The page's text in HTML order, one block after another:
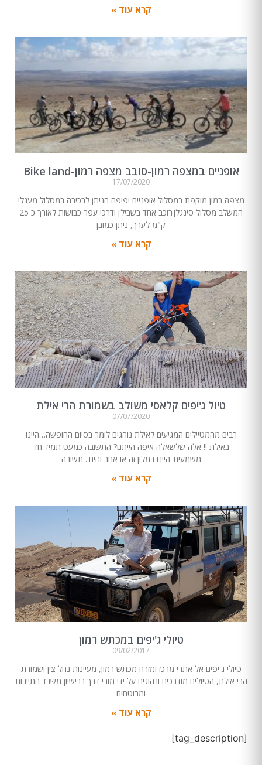
קרא עוד »
אופניים במצפה רמון-סובב מצפה רמון-Bike land
17/07/2020
מצפה רמון מוקפת במסלול אופניים יפיפה הניתן לרכיבה במסלול מעגלי
המשלב מסלול סינגל[רוכב אחד בשביל] ודרכי עפר כבושות לאורך כ 25
ק"מ לערך, ניתן כמובן
קרא עוד »
טיול ג'יפים קלאסי משולב בשמורת הרי אילת
07/07/2020
רבים מהמטיילים המגיעים לאילת נוהגים לומר בסיום החופשה…היינו
באילת !! אלה שלשאלה איפה הייתם? התשובה כמעט תמיד חד
משמעית-היינו במלון זה או אחר והים.. תשובה
קרא עוד »
טיולי ג'יפים במכתש רמון
09/02/2017
טיולי ג'יפים אל אתרי מרכז ומזרח מכתש רמון, מעיינות נחל צין ושמורת
הרי אילת, הטיולים מודרכים ונהוגים על ידי מורי דרך ברישיון משרד התיירות
ומבוטחים
קרא עוד »
[tag_description]